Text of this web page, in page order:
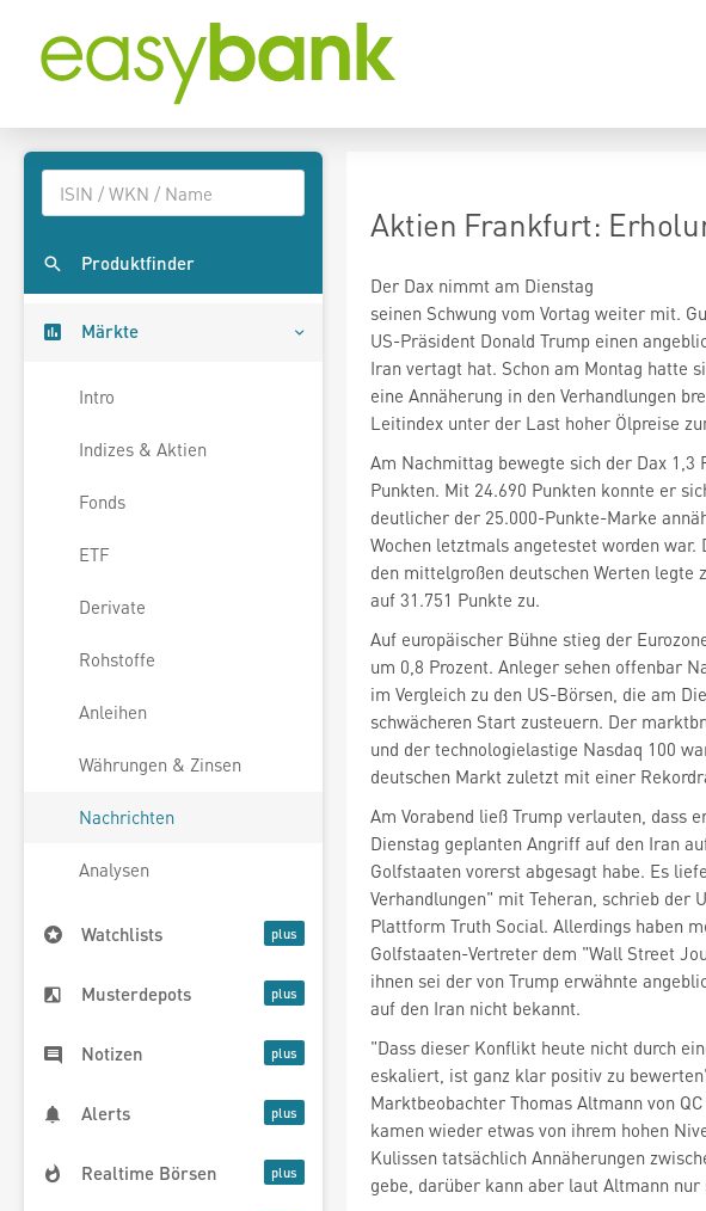
Produktfinder
Märkte
Intro
Indizes & Aktien
Fonds
ETF
Derivate
Rohstoffe
Anleihen
Währungen & Zinsen
Nachrichten
Analysen
Watchlists
Musterdepots
Notizen
Alerts
Realtime Börsen
Aktien Frankfurt:
Der Dax nimmt am Dienstag
seinen Schwung vom Vortag weiter mit.
US-Präsident Donald Trump einen
Iran vertagt hat. Schon am Montag hatte
eine Annäherung in den Verhandlungen
Leitindex unter der Last hoher Ölpreise
Am Nachmittag bewegte sich der Dax 1,3
Punkten. Mit 24.690 Punkten konnte er
deutlicher der 25.000-Punkte-Marke
Wochen letztmals angetestet worden war.
den mittelgroßen deutschen Werten legte
auf 31.751 Punkte zu.
um 0,8 Prozent. Anleger sehen offenbar
im Vergleich zu den US-Börsen, die am
schwächeren Start zusteuern. Der
und der technologielastige Nasdaq 100
deutschen Markt zuletzt mit einer
Am Vorabend ließ Trump verlauten, dass
Dienstag geplanten Angriff auf den Iran
Golfstaaten vorerst abgesagt habe. Es
Verhandlungen" mit Teheran, schrieb der
Plattform Truth Social. Allerdings haben
Golfstaaten-Vertreter dem "Wall Street
ihnen sei der von Trump erwähnte
auf den Iran nicht bekannt.
"Dass dieser Konflikt heute nicht durch
eskaliert, ist ganz klar positiv zu
Marktbeobachter Thomas Altmann von
kamen wieder etwas von ihrem hohen
Kulissen tatsächlich Annäherungen
gebe, darüber kann aber laut Altmann